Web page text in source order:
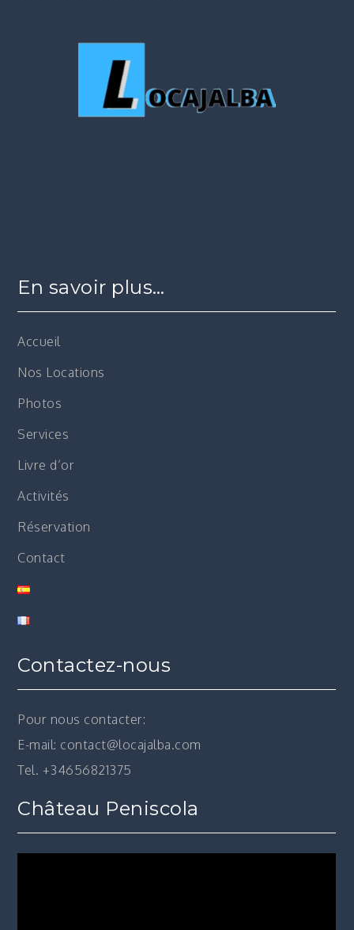
En savoir plus…
Accueil
Nos Locations
Photos
Services
Livre d’or
Activités
Réservation
Contact
Contactez-nous
Pour nous contacter:
E-mail: contact@locajalba.com
Tel. +34656821375
Château Peniscola